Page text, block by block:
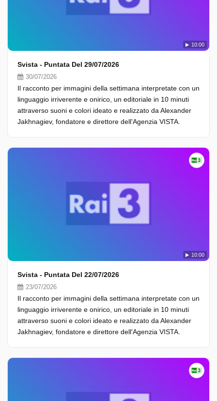
10:00
Svista - Puntata Del 29/07/2026
30/07/2026
Il racconto per immagini della settimana interpretate con un
linguaggio irriverente e onirico, un editoriale in 10 minuti
attraverso suoni e colori ideato e realizzato da Alexander
Jakhnagiev, fondatore e direttore dell'Agenzia VISTA.
10:00
Svista - Puntata Del 22/07/2026
23/07/2026
Il racconto per immagini della settimana interpretate con un
linguaggio irriverente e onirico, un editoriale in 10 minuti
attraverso suoni e colori ideato e realizzato da Alexander
Jakhnagiev, fondatore e direttore dell'Agenzia VISTA.